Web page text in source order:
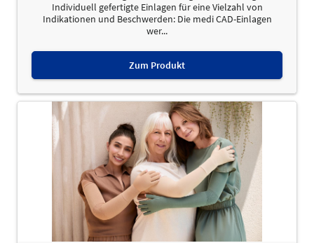
Individuell gefertigte Einlagen für eine Vielzahl von
Indikationen und Beschwerden: Die medi CAD-Einlagen
wer...
Zum Produkt